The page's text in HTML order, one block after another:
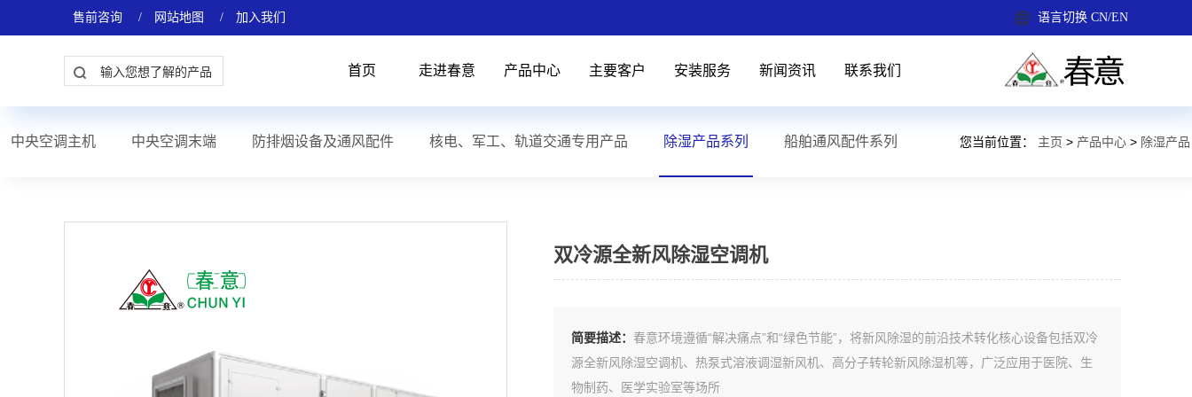
语言切换 CN/EN
售前咨询 / 网站地图 / 加入我们
首页 走进春意 产品中心 主要客户 安装服务 新闻资讯 联系我们
您当前位置： 主页 > 产品中心 > 除湿产品
中央空调主机 中央空调末端 防排烟设备及通风配件 核电、军工、轨道交通专用产品 除湿产品系列 船舶通风配件系列
双冷源全新风除湿空调机
简要描述： 春意环境遵循“解决痛点”和“绿色节能”，将新风除湿的前沿技术转化核心设备包括双冷
源全新风除湿空调机、热泵式溶液调湿新风机、高分子转轮新风除湿机等，广泛应用于医院、生
物制药、医学实验室等场所